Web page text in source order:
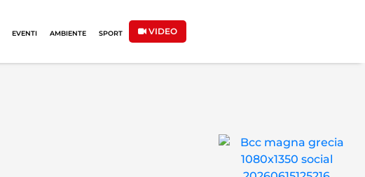
EVENTI AMBIENTE SPORT VIDEO